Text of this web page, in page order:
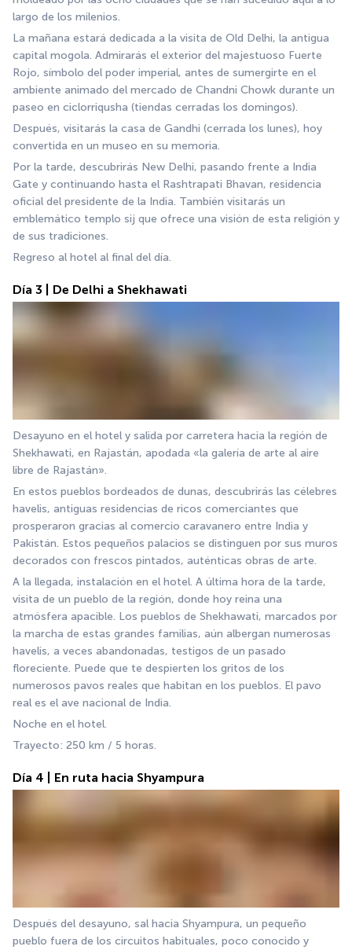
largo de los milenios.
La mañana estará dedicada a la visita de Old Delhi, la antigua
capital mogola. Admirarás el exterior del majestuoso Fuerte
Rojo, símbolo del poder imperial, antes de sumergirte en el
ambiente animado del mercado de Chandni Chowk durante un
paseo en ciclorriqusha (tiendas cerradas los domingos).
Después, visitarás la casa de Gandhi (cerrada los lunes), hoy
convertida en un museo en su memoria.
Por la tarde, descubrirás New Delhi, pasando frente a India
Gate y continuando hasta el Rashtrapati Bhavan, residencia
oficial del presidente de la India. También visitarás un
emblemático templo sij que ofrece una visión de esta religión y
de sus tradiciones.
Regreso al hotel al final del día.
Día 3 | De Delhi a Shekhawati
Desayuno en el hotel y salida por carretera hacia la región de
Shekhawati, en Rajastán, apodada «la galería de arte al aire
libre de Rajastán».
En estos pueblos bordeados de dunas, descubrirás las célebres
havelis, antiguas residencias de ricos comerciantes que
prosperaron gracias al comercio caravanero entre India y
Pakistán. Estos pequeños palacios se distinguen por sus muros
decorados con frescos pintados, auténticas obras de arte.
A la llegada, instalación en el hotel. A última hora de la tarde,
visita de un pueblo de la región, donde hoy reina una
atmósfera apacible. Los pueblos de Shekhawati, marcados por
la marcha de estas grandes familias, aún albergan numerosas
havelis, a veces abandonadas, testigos de un pasado
floreciente. Puede que te despierten los gritos de los
numerosos pavos reales que habitan en los pueblos. El pavo
real es el ave nacional de India.
Noche en el hotel.
Trayecto: 250 km / 5 horas.
Día 4 | En ruta hacia Shyampura
Después del desayuno, sal hacia Shyampura, un pequeño
pueblo fuera de los circuitos habituales, poco conocido y